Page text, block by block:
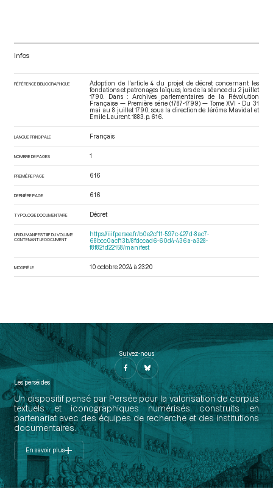
Infos
RÉFÉRENCE BIBLIOGRAPHIQUE
Adoption de l'article 4 du projet de décret concernant les
fondations et patronages laïques, lors de la séance du 2 juillet
1790. Dans : Archives parlementaires de la Révolution
Française — Première série (1787-1799) — Tome XVI - Du 31
mai au 8 juillet 1790 , sous la direction de Jérôme Mavidal et
Emile Laurent. 1883. p. 616.
LANGUE PRINCIPALE Français
NOMBRE DE PAGES 1
PREMIÈRE PAGE 616
DERNIÈRE PAGE 616
TYPOLOGIE DOCUMENTAIRE Décret
URI DU MANIFEST IIIF DU VOLUME
CONTENANT LE DOCUMENT
https://iiif.persee.fr/b0e2cf11-597c-427d-8ac7-
68bcc0acf13b/8fdccad6-60d4-436a-a328-
f8f821d22158/manifest
MODIFIÉ LE 10 octobre 2024 à 23:20
Suivez-nous
Les perséides
Un dispositif pensé par Persée pour la valorisation de corpus
textuels et iconographiques numérisés construits en
partenariat avec des équipes de recherche et des institutions
documentaires.
En savoir plus